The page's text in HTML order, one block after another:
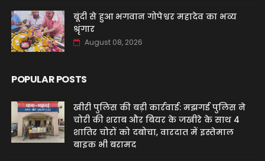
बूंदी से हुआ भगवान गोपेश्वर महादेव का भव्य
श्रृंगार
August 08, 2026
POPULAR POSTS
खीरी पुलिस की बड़ी कार्रवाई: मझगई पुलिस ने
चोरी की शराब और बियर के जखीरे के साथ 4
शातिर चोरों को दबोचा, वारदात में इस्तेमाल
बाइक भी बरामद